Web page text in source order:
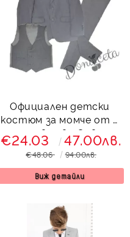
Официален детски
костюм за момче от 3
части в сиво Сивина
€24.03 47.00лв.
€48.06 94.00лв.
Виж детайли